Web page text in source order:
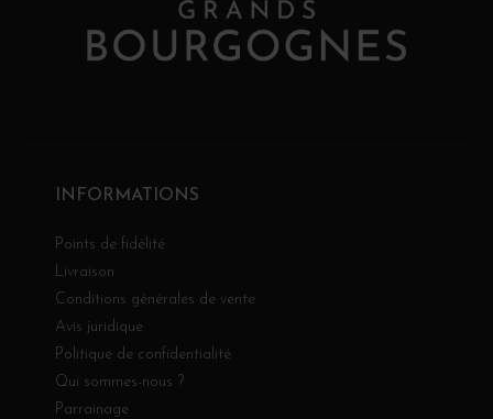
INFORMATIONS
Points de fidélité
Livraison
Conditions générales de vente
Avis juridique
Politique de confidentialité
Qui sommes-nous ?
Parrainage